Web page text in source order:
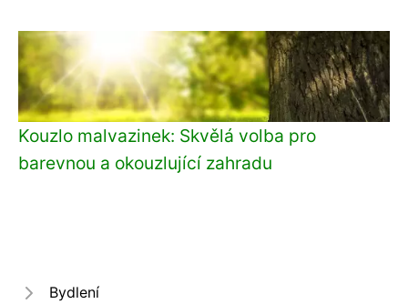
Kouzlo malvazinek: Skvělá volba pro
barevnou a okouzlující zahradu
Bydlení